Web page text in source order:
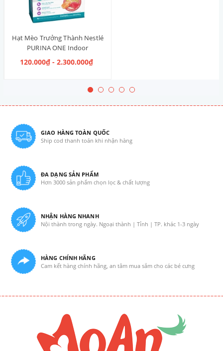
Hạt Mèo Trưởng Thành Nestlé
PURINA ONE Indoor
Advantage Salmon & Tuna [Vị
Cá Hồi & Cá Ngừ]
120.000₫ - 2.300.000₫
GIAO HÀNG TOÀN QUỐC
Ship cod thanh toán khi nhận hàng
ĐA DẠNG SẢN PHẨM
Hơn 3000 sản phẩm chọn lọc & chất lượng
NHẬN HÀNG NHANH
Nội thành trong ngày. Ngoại thành | Tỉnh | TP. khác 1-3 ngày
HÀNG CHÍNH HÃNG
Cam kết hàng chính hãng, an tâm mua sắm cho các bé cưng